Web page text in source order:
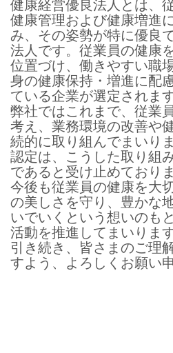
健康経営優良法人とは、
健康管理および健康増進
み、その姿勢が特に優良
法人です。従業員の健康
位置づけ、働きやすい職
身の健康保持・増進に配
ている企業が選定されます
弊社ではこれまで、従業
考え、業務環境の改善や
続的に取り組んでまいり
認定は、こうした取り組
であると受け止めておりま
今後も従業員の健康を大
の美しさを守り、豊かな
いでいくという想いのも
活動を推進してまいります
引き続き、皆さまのご理
すよう、よろしくお願い